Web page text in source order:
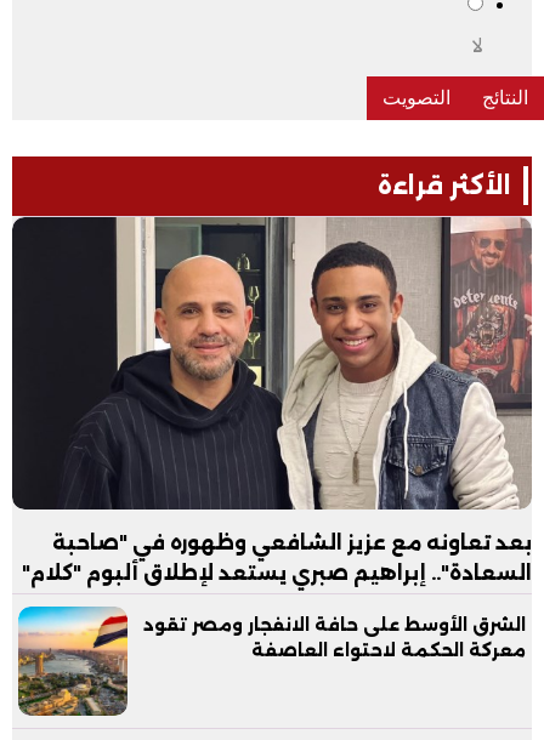
لا
الأكثر قراءة
بعد تعاونه مع عزيز الشافعي وظهوره في "صاحبة
السعادة".. إبراهيم صبري يستعد لإطلاق ألبوم "كلام"
الشرق الأوسط على حافة الانفجار ومصر تقود
معركة الحكمة لاحتواء العاصفة